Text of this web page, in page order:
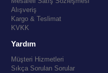
Alışveriş
Kargo & Teslimat
KVKK
Yardım
Müşteri Hizmetleri
Sıkça Sorulan Sorular